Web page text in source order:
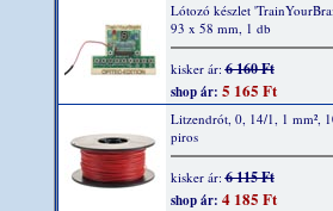
Lótozó készlet
93 x 58 mm, 1 db
kisker ár:6 160 Ft
shop ár: 5 165 Ft
Litzendrót, 0, 14/1, 1 mm²,
piros
kisker ár:6 115 Ft
shop ár: 4 185 Ft